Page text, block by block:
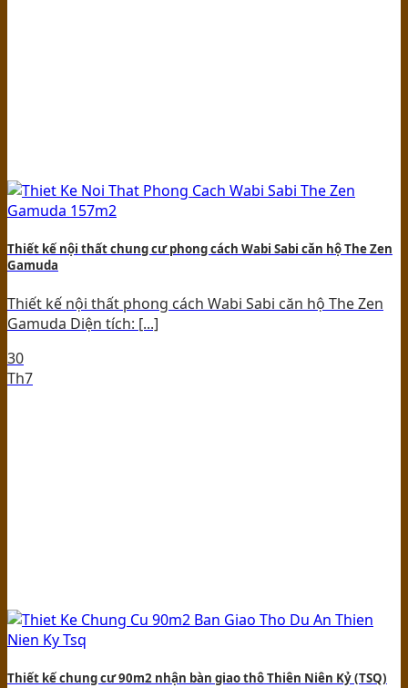
Thiết kế nội thất chung cư phong cách Wabi Sabi căn hộ The Zen
Gamuda
Thiết kế nội thất phong cách Wabi Sabi căn hộ The Zen
Gamuda Diện tích: [...]
30
Th7
Thiết kế chung cư 90m2 nhận bàn giao thô Thiên Niên Kỷ (TSQ)